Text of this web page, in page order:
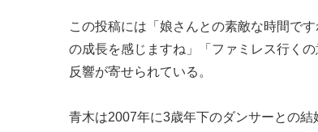
この投稿には「娘さんとの素敵な時間で
の成長を感じますね」「ファミレス行く
反響が寄せられている。
青木は2007年に3歳年下のダンサーとの